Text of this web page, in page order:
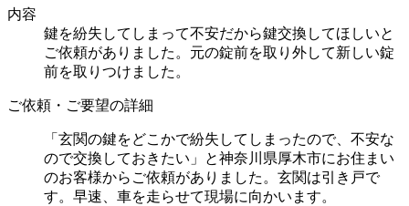
内容
鍵を紛失してしまって不安だから鍵交換してほしいと
ご依頼がありました。元の錠前を取り外して新しい錠
前を取りつけました。
ご依頼・ご要望の詳細
「玄関の鍵をどこかで紛失してしまったので、不安な
ので交換しておきたい」と神奈川県厚木市にお住まい
のお客様からご依頼がありました。玄関は引き戸で
す。早速、車を走らせて現場に向かいます。